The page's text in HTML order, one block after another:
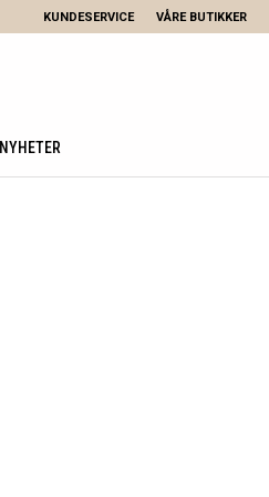
KUNDESERVICE VÅRE BUTIKKER
NYHETER